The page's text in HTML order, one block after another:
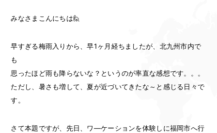
みなさまこんにちは🙋
早すぎる梅雨入りから、早1ヶ月経ちましたが、北九州市内で
も
思ったほど雨も降らないな？というのが率直な感想です。。。
ただし、暑さも増して、夏が近づいてきたな～と感じる日々で
す。
さて本題ですが、先日、ワ―ケーションを体験しに福岡市へ行